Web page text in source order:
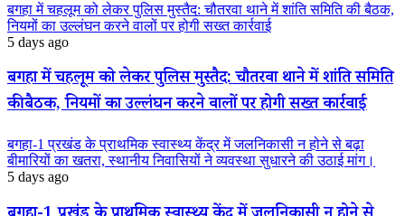
बगहा में चहलूम को लेकर पुलिस मुस्तैद: चौतरवा थाने में शांति समिति की बैठक,
नियमों का उल्लंघन करने वालों पर होगी सख्त कार्रवाई
5 days ago
बगहा में चहलूम को लेकर पुलिस मुस्तैद: चौतरवा थाने में शांति समिति
की बैठक, नियमों का उल्लंघन करने वालों पर होगी सख्त कार्रवाई
बगहा-1 प्रखंड के प्राथमिक स्वास्थ्य केंद्र में जलनिकासी न होने से बढ़ा
बीमारियों का खतरा, स्थानीय निवासियों ने व्यवस्था सुधारने की उठाई मांग।
5 days ago